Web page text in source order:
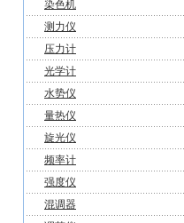
染色机
测力仪
压力计
光学计
水势仪
量热仪
旋光仪
频率计
强度仪
混调器